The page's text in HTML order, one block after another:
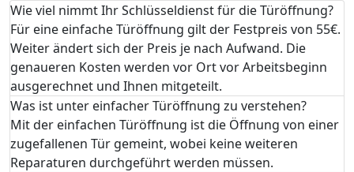
Wie viel nimmt Ihr Schlüsseldienst für die Türöffnung?
Für eine einfache Türöffnung gilt der Festpreis von 55€.
Weiter ändert sich der Preis je nach Aufwand. Die
genaueren Kosten werden vor Ort vor Arbeitsbeginn
ausgerechnet und Ihnen mitgeteilt.
Was ist unter einfacher Türöffnung zu verstehen?
Mit der einfachen Türöffnung ist die Öffnung von einer
zugefallenen Tür gemeint, wobei keine weiteren
Reparaturen durchgeführt werden müssen.